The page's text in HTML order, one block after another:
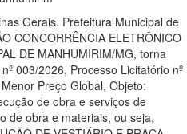
Gerais. Prefeitura Municipal de
CONCORRÊNCIA ELETRÔNICO
DE MANHUMIRIM/MG, torna
003/2026, Processo Licitatório nº
Preço Global, Objeto:
de obra e serviços de
de obra e materiais, ou seja,